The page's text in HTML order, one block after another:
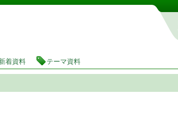
蔵書検索・予約システム
着資料 テーマ資料